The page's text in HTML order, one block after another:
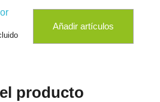
Añadir artículos
producto